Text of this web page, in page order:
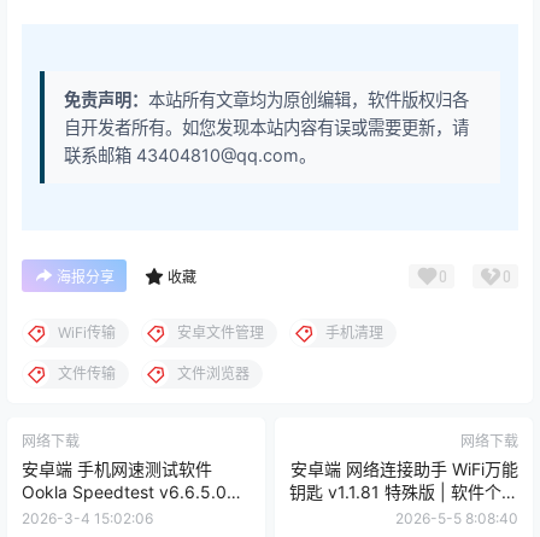
免责声明： 本站所有文章均为原创编辑，软件版权归各
自开发者所有。如您发现本站内容有误或需要更新，请
联系邮箱 43404810@qq.com。
海报分享 收藏 0 0
WiFi传输 安卓文件管理 手机清理
文件传输 文件浏览器
网络下载
安卓端 手机网速测试软件
Ookla Speedtest v6.6.5.0
【软件个锤子·R1117】
2026-3-4 15:02:06
网络下载
安卓端 网络连接助手 WiFi万能
钥匙 v1.1.81 特殊版 | 软件个锤
子 | R4576
2026-5-5 8:08:40